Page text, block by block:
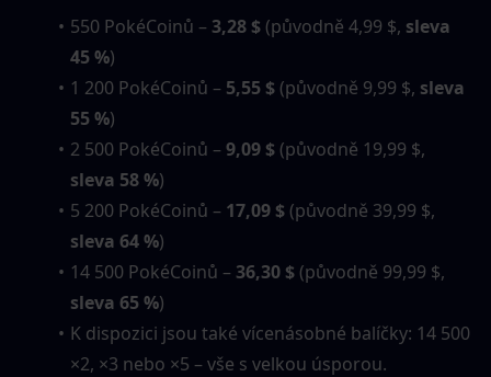
550 PokéCoinů – 3,28 $ (původně 4,99 $, sleva
45 %)
1 200 PokéCoinů – 5,55 $ (původně 9,99 $, sleva
55 %)
2 500 PokéCoinů – 9,09 $
sleva 58 %)
5 200 PokéCoinů – 17,09 $
sleva 64 %)
14 500 PokéCoinů – 36,30 $
sleva 65 %)
K dispozici jsou také vícenásobné balíčky: 14 500
×2, ×3 nebo ×5 – vše s velkou úsporou.